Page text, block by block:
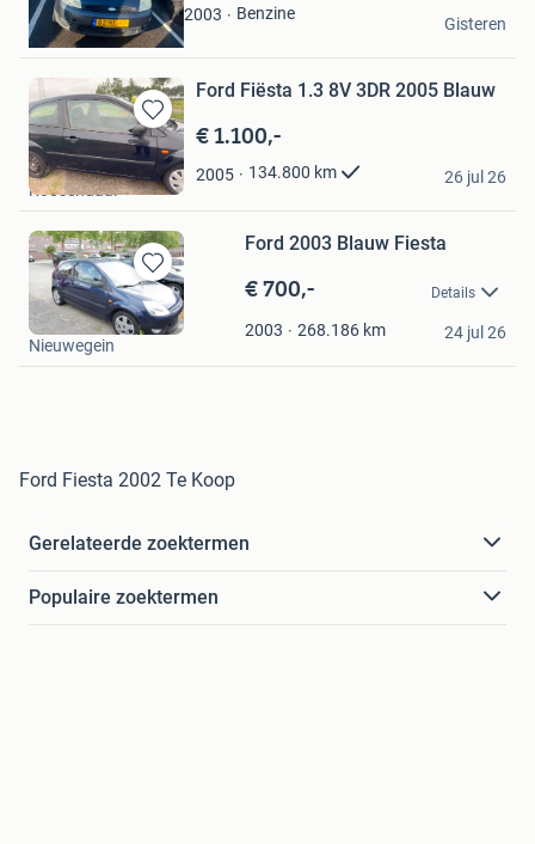
2003 Benzine
appie
Bergen op Zoom
Gisteren
Bewaren
in
Mijn
Favorieten
Ford Fiësta 1.3 8V 3DR 2005 Blauw
€ 1.100,-
2005 134.800 km
M.
Roosendaal
26 jul 26
Bewaren
in
Mijn
Ford 2003 Blauw Fiesta
€ 700,- Details
2003 268.186 km
Ben
Nieuwegein
24 jul 26
Ford Fiesta 2002 Te Koop
Gerelateerde zoektermen
Populaire zoektermen